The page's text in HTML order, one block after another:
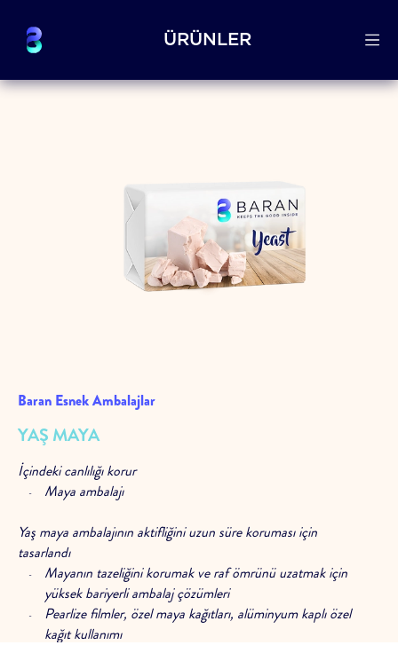
ÜRÜNLER
Baran Esnek Ambalajlar
YAŞ MAYA
İçindeki canlılığı korur
Maya ambalajı
Yaş maya ambalajının aktifliğini uzun süre koruması için
tasarlandı
Mayanın tazeliğini korumak ve raf ömrünü uzatmak için
yüksek bariyerli ambalaj çözümleri
Pearlize filmler, özel maya kağıtları, alüminyum kaplı özel
kağıt kullanımı